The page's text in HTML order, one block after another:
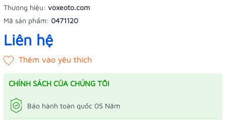
Thương hiệu: voxeoto.com
Mã sản phẩm: 0471120
Liên hệ
CHÍNH SÁCH CỦA CHÚNG TÔI
Bảo hành toàn quốc 05 Năm